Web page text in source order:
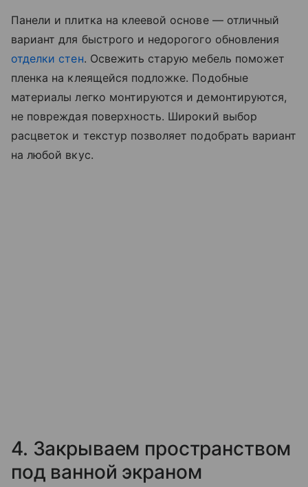
Панели и плитка на клеевой основе — отличный
вариант для быстрого и недорогого обновления
отделки стен. Освежить старую мебель поможет
пленка на клеящейся подложке. Подобные
материалы легко монтируются и демонтируются,
не повреждая поверхность. Широкий выбор
расцветок и текстур позволяет подобрать вариант
на любой вкус.
4. Закрываем пространством
под ванной экраном